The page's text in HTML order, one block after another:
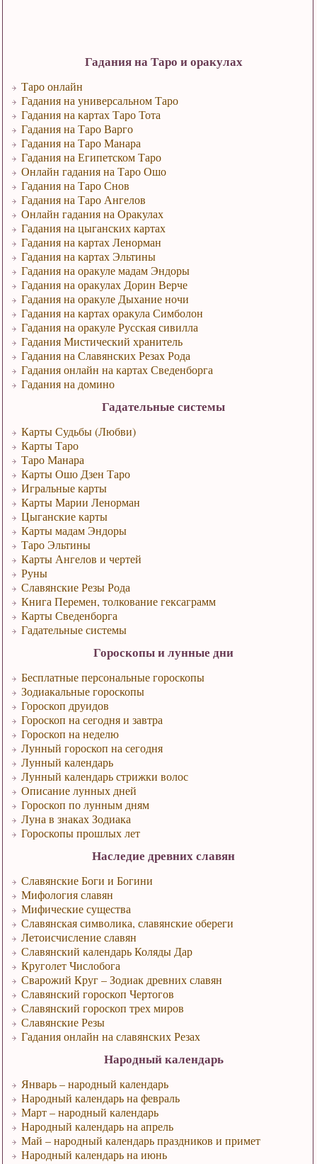
Гадания на Таро и оракулах
Таро онлайн
Гадания на универсальном Таро
Гадания на картах Таро Тота
Гадания на Таро Варго
Гадания на Таро Манара
Гадания на Египетском Таро
Онлайн гадания на Таро Ошо
Гадания на Таро Снов
Гадания на Таро Ангелов
Онлайн гадания на Оракулах
Гадания на цыганских картах
Гадания на картах Ленорман
Гадания на картах Эльтины
Гадания на оракуле мадам Эндоры
Гадания на оракулах Дорин Верче
Гадания на оракуле Дыхание ночи
Гадания на картах оракула Симболон
Гадания на оракуле Русская сивилла
Гадания Мистический хранитель
Гадания на Славянских Резах Рода
Гадания онлайн на картах Сведенборга
Гадания на домино
Гадательные системы
Карты Судьбы (Любви)
Карты Таро
Таро Манара
Карты Ошо Дзен Таро
Игральные карты
Карты Марии Ленорман
Цыганские карты
Карты мадам Эндоры
Таро Эльтины
Карты Ангелов и чертей
Руны
Славянские Резы Рода
Книга Перемен, толкование гексаграмм
Карты Сведенборга
Гадательные системы
Гороскопы и лунные дни
Бесплатные персональные гороскопы
Зодиакальные гороскопы
Гороскоп друидов
Гороскоп на сегодня и завтра
Гороскоп на неделю
Лунный гороскоп на сегодня
Лунный календарь
Лунный календарь стрижки волос
Описание лунных дней
Гороскоп по лунным дням
Луна в знаках Зодиака
Гороскопы прошлых лет
Наследие древних славян
Славянские Боги и Богини
Мифология славян
Мифические существа
Славянская символика, славянские обереги
Летоисчисление славян
Славянский календарь Коляды Дар
Круголет Числобога
Сварожий Круг – Зодиак древних славян
Славянский гороскоп Чертогов
Славянский гороскоп трех миров
Славянские Резы
Гадания онлайн на славянских Резах
Народный календарь
Январь – народный календарь
Народный календарь на февраль
Март – народный календарь
Народный календарь на апрель
Май – народный календарь праздников и примет
Народный календарь на июнь